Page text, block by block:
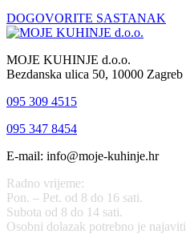
DOGOVORITE SASTANAK
MOJE KUHINJE d.o.o.
Bezdanska ulica 50, 10000 Zagreb
095 309 4515
095 347 8454
E-mail: info@moje-kuhinje.hr
Radno vrijeme:
Pon. – Pet. od 8 do 16 sati.
Subota od 8 do 14 sati.
Osobni dolazak potrebno je najaviti